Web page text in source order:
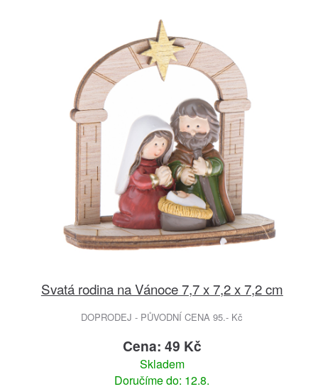
Svatá rodina na Vánoce 7,7 x 7,2 x 7,2 cm
DOPRODEJ - PŮVODNÍ CENA 95.- Kč
Cena: 49 Kč
Skladem
Doručíme do: 12.8.